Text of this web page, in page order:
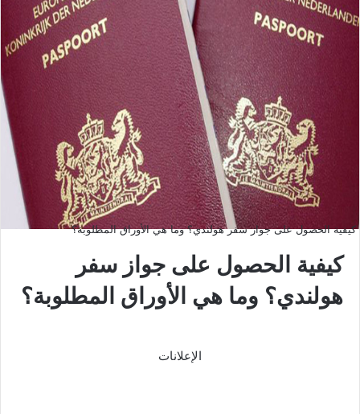
كيفية الحصول على جواز سفر هولندي؟ وما هي الأوراق المطلوبة؟
كيفية الحصول على جواز سفر
هولندي؟ وما هي الأوراق المطلوبة؟
الإعلانات